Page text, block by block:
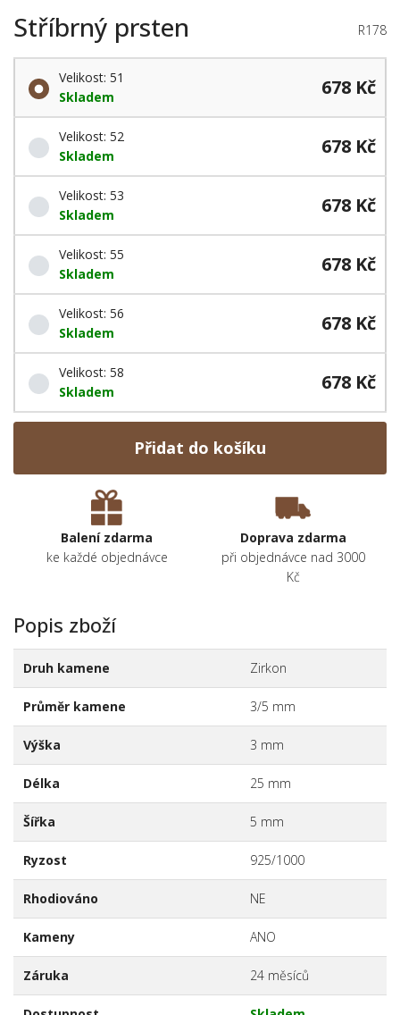
Stříbrný prsten R178
Velikost: 51
Skladem
678 Kč
Velikost: 52
Skladem
678 Kč
Velikost: 53
Skladem
678 Kč
Velikost: 55
Skladem
678 Kč
Velikost: 56
Skladem
678 Kč
Velikost: 58
Skladem
678 Kč
Přidat do košíku
Balení zdarma
ke každé objednávce
Doprava zdarma
při objednávce nad 3000
Kč
Popis zboží
Druh kamene Zirkon
Průměr kamene 3/5 mm
Výška 3 mm
Délka 25 mm
Šířka 5 mm
Ryzost 925/1000
Rhodiováno NE
Kameny ANO
Záruka 24 měsíců